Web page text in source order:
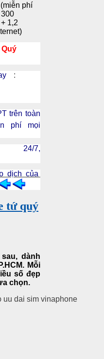
phí
1,2
:
trên toàn
phí mọi
24/7,
dịch của
tứ quý
dành
Mỗi
số đẹp
chọn.